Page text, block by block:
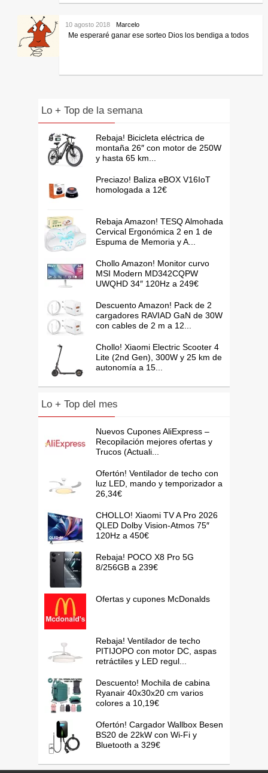
Marcelo
10 agosto 2018
Me esperaré ganar ese sorteo Dios los bendiga a todos
Lo + Top de la semana
Rebaja! Bicicleta eléctrica de
montaña 26″ con motor de 250W
y hasta 65 km...
Preciazo! Baliza eBOX V16IoT
homologada a 12€
Rebaja Amazon! TESQ Almohada
Cervical Ergonómica 2 en 1 de
Espuma de Memoria y A...
Chollo Amazon! Monitor curvo
MSI Modern MD342CQPW
UWQHD 34″ 120Hz a 249€
Descuento Amazon! Pack de 2
cargadores RAVIAD GaN de 30W
con cables de 2 m a 12...
Chollo! Xiaomi Electric Scooter 4
Lite (2nd Gen), 300W y 25 km de
autonomía a 15...
Lo + Top del mes
Nuevos Cupones AliExpress –
Recopilación mejores ofertas y
Trucos (Actuali...
Ofertón! Ventilador de techo con
luz LED, mando y temporizador a
26,34€
CHOLLO! Xiaomi TV A Pro 2026
QLED Dolby Vision-Atmos 75″
120Hz a 450€
Rebaja! POCO X8 Pro 5G
8/256GB a 239€
Ofertas y cupones McDonalds
Rebaja! Ventilador de techo
PITIJOPO con motor DC, aspas
retráctiles y LED regul...
Descuento! Mochila de cabina
Ryanair 40x30x20 cm varios
colores a 10,19€
Ofertón! Cargador Wallbox Besen
BS20 de 22kW con Wi-Fi y
Bluetooth a 329€